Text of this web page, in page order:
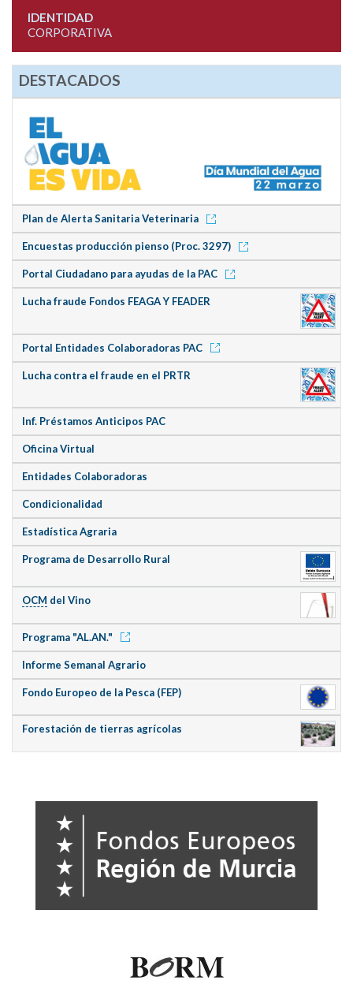
IDENTIDAD
CORPORATIVA
DESTACADOS
Plan de Alerta Sanitaria Veterinaria
Encuestas producción pienso (Proc. 3297)
Portal Ciudadano para ayudas de la PAC
Lucha fraude Fondos FEAGA Y FEADER
Portal Entidades Colaboradoras PAC
Lucha contra el fraude en el PRTR
Inf. Préstamos Anticipos PAC
Oficina Virtual
Entidades Colaboradoras
Condicionalidad
Estadística Agraria
Programa de Desarrollo Rural
OCM del Vino
Programa "AL.AN."
Informe Semanal Agrario
Fondo Europeo de la Pesca (FEP)
Forestación de tierras agrícolas